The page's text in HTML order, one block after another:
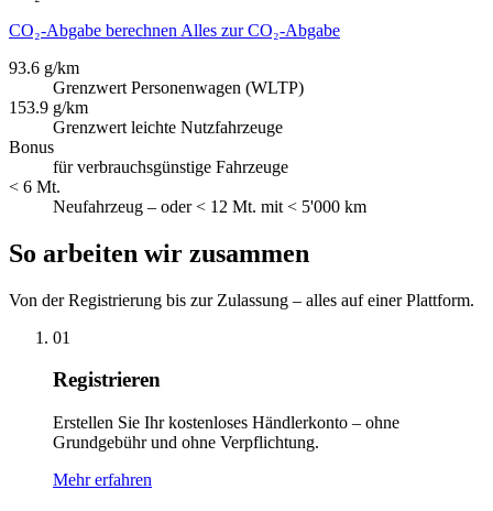
CO₂-Abgabe berechnen Alles zur CO₂-Abgabe
93.6 g/km
Grenzwert Personenwagen (WLTP)
153.9 g/km
Grenzwert leichte Nutzfahrzeuge
Bonus
für verbrauchsgünstige Fahrzeuge
< 6 Mt.
Neufahrzeug – oder < 12 Mt. mit < 5'000 km
So arbeiten wir zusammen
Von der Registrierung bis zur Zulassung – alles auf einer Plattform.
01
Registrieren
Erstellen Sie Ihr kostenloses Händlerkonto – ohne
Grundgebühr und ohne Verpflichtung.
Mehr erfahren